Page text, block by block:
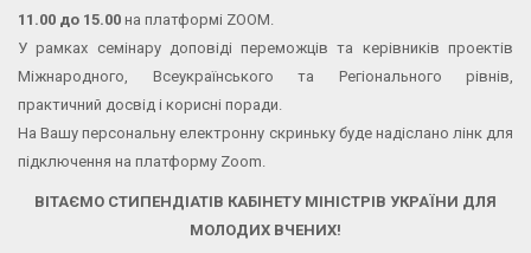
11.00 до 15.00 на платформі ZOOM.
У рамках семінару доповіді переможців та керівників проектів
Міжнародного, Всеукраїнського та Регіонального рівнів,
практичний досвід і корисні поради.
На Вашу персональну електронну скриньку буде надіслано лінк для
підключення на платформу Zoom.
ВІТАЄМО СТИПЕНДІАТІВ КАБІНЕТУ МІНІСТРІВ УКРАЇНИ ДЛЯ
МОЛОДИХ ВЧЕНИХ!